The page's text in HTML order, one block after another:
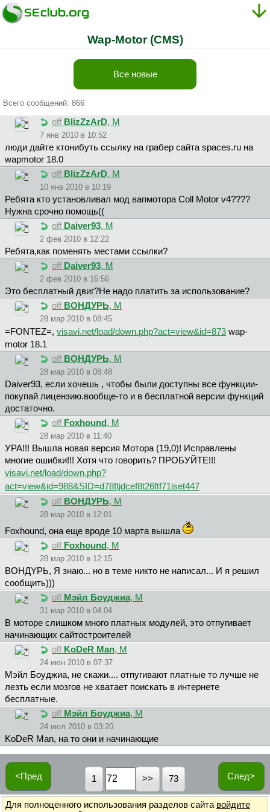
Wap-Motor (CMS)
Все новые
Всего сообщений: 866
off BlizZzArD, М
7 янв 2010 в 10:52
люди дайте ктонибуть ссылку на грабер сайта spaces.ru на
wapmotor 18.0
off BlizZzArD, М
10 янв 2010 в 10:19
Ребята кто установливал мод вапмотора Coll Motor v4????
Нужна срочно помощь((
off Daiver93, М
2 фев 2010 в 12:22
Ребята,как поменять местами ссылки?
off Daiver93, М
2 фев 2010 в 16:56
Это бесплатный двиг?Не надо платить за использование?
off ВОНДУРЬ, М
28 мар 2010 в 08:45
=FONTEZ=, visavi.net/load/down.php?act=view&id=873 wap-
motor 18.1
off ВОНДУРЬ, М
28 мар 2010 в 08:48
Daiver93, если хочешь , чтобы были доступны все функции-
покупай лицензию.вообще-то и в бесплатной версии функций
достаточно.
off Foxhound, М
28 мар 2010 в 11:40
УРА!!! Вышла новая версия Мотора (19,0)! Исправлены
многие ошибки!!! Хотя что говорить? ПРОБУЙТЕ!!!
visavi.net/load/down.php?
act=view&id=988&SID=d78ftjdcef8t26ftf71iset447
off ВОНДУРЬ, М
28 мар 2010 в 12:01
Foxhound, она еще вроде 10 марта вышла
off Foxhound, М
28 мар 2010 в 12:15
BOHДYPЬ, Я знаю... но в теме никто не написал... И я решил
сообщить)))
off Мэйл Боуджиа, М
31 мар 2010 в 04:04
В моторе слишком много платных модулей, это отпугивает
начинающих сайтостроителей
off KoDeR Man, М
24 июн 2010 в 07:37
Mэйл Бoyджиa, не скажи.... отпугивают платные то лучше не
лезть если мозгов не хватает поискать в интернете
бесплатные.
off Мэйл Боуджиа, М
24 июл 2010 в 03:20
KoDeR Man, на то они и начинающие
<Пред След>
1 73
Для полноценного использования разделов сайта войдите